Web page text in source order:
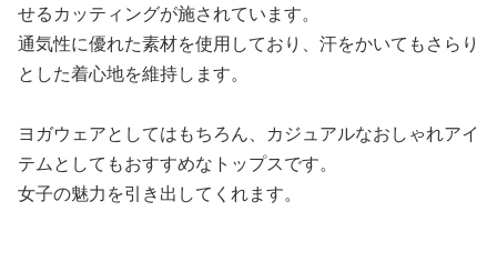
せるカッティングが施されています。
通気性に優れた素材を使用しており、汗をかいてもさらり
とした着心地を維持します。
ヨガウェアとしてはもちろん、カジュアルなおしゃれアイ
テムとしてもおすすめなトップスです。
女子の魅力を引き出してくれます。